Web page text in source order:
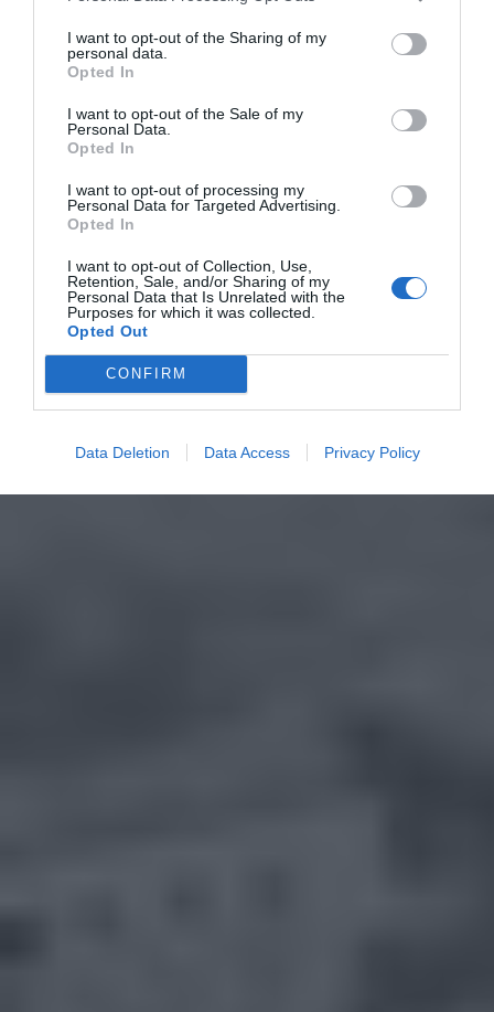
I want to opt-out of the Sharing of my
personal data.
Opted In
I want to opt-out of the Sale of my
Personal Data.
Opted In
I want to opt-out of processing my
Personal Data for Targeted Advertising.
Opted In
I want to opt-out of Collection, Use,
Retention, Sale, and/or Sharing of my
Personal Data that Is Unrelated with the
Purposes for which it was collected.
Opted Out
CONFIRM
Data Deletion Data Access Privacy Policy